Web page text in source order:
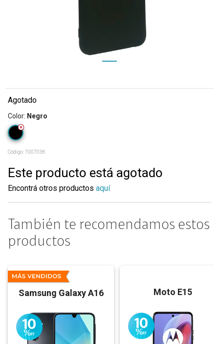
Agotado
Color: Negro
Código:7007036
Este producto está agotado
Encontrá otros productos aquí
También te recomendamos estos
productos
Samsung Galaxy A16 Moto E15